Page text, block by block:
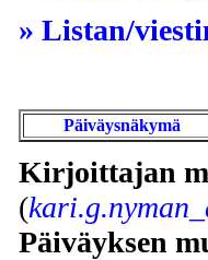
» Listan/
Päiväysnäkymä
Kirjoittajan
(
Päiväyksen